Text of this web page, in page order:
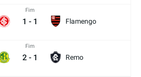
Fim
1 - 1 Flamengo
Fim
2 - 1 Remo